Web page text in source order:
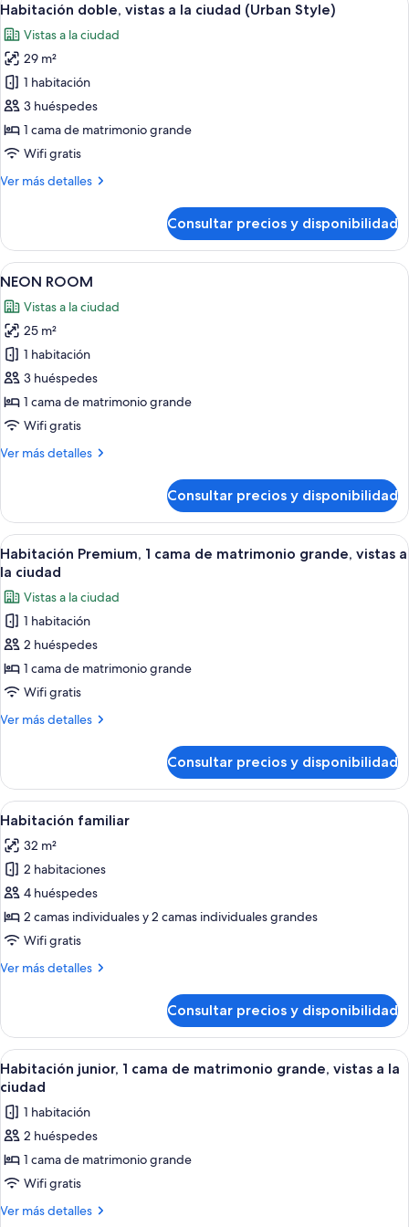
a
montaña
todas
las
fotos
de
Habitación
doble,
vistas
la
Style)
12
Habitación doble, vistas a la ciudad (Urban Style)
Vistas a la ciudad
29 m²
1 habitación
3 huéspedes
1 cama de matrimonio grande
Wifi gratis
Ver más detalles
Más
doble,
vistas
a
ciudad
(Urban
Style)
Consultar precios y disponibilidad
Abrir
todas
las
fotos
de
NEON
ROOM
Una habitación de hotel con una
9
NEON ROOM
Vistas a la ciudad
25 m²
1 habitación
3 huéspedes
1 cama de matrimonio grande
Wifi gratis
Ver más detalles
Más
ROOM
Consultar precios y disponibilidad
Abrir
todas
las
fotos
de
Habitación
Premium,
1
cama
grande,
vistas
a
la
ciudad
Habitación de hotel con una cama
7
Habitación Premium, 1 cama de matrimonio grande, vistas a
la ciudad
Vistas a la ciudad
1 habitación
2 huéspedes
1 cama de matrimonio grande
Wifi gratis
Ver más detalles
Más
Premium,
cama
matrimonio
grande,
vistas
a
la
ciudad
Consultar precios y disponibilidad
Abrir
todas
las
fotos
de
Habitación
familiar
Una habitación de hotel con una
5
Habitación familiar
32 m²
2 habitaciones
4 huéspedes
2 camas individuales y 2 camas individuales grandes
Wifi gratis
Ver más detalles
Más
familiar
Consultar precios y disponibilidad
Abrir
todas
las
fotos
de
Habitación
junior,
1
Una habitación de hotel con cama,
6
Habitación junior, 1 cama de matrimonio grande, vistas a la
ciudad
1 habitación
2 huéspedes
1 cama de matrimonio grande
Wifi gratis
Ver más detalles
Más